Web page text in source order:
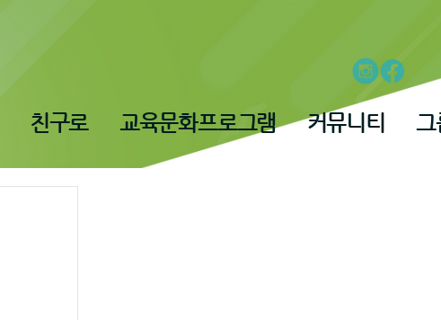
친구로 교육문화프로그램 커뮤니티 그